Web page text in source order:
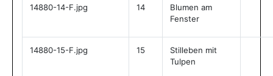
14880-14-F.jpg 14
Blumen am
Fenster
14880-15-F.jpg 15
Stilleben mit
Tulpen